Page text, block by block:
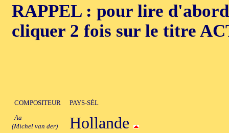
RAPPEL : pour lire
cliquer 2 fois sur le titre
COMPOSITEUR
PAYS-SÉL
Aa
(Michel van der)
Hollande